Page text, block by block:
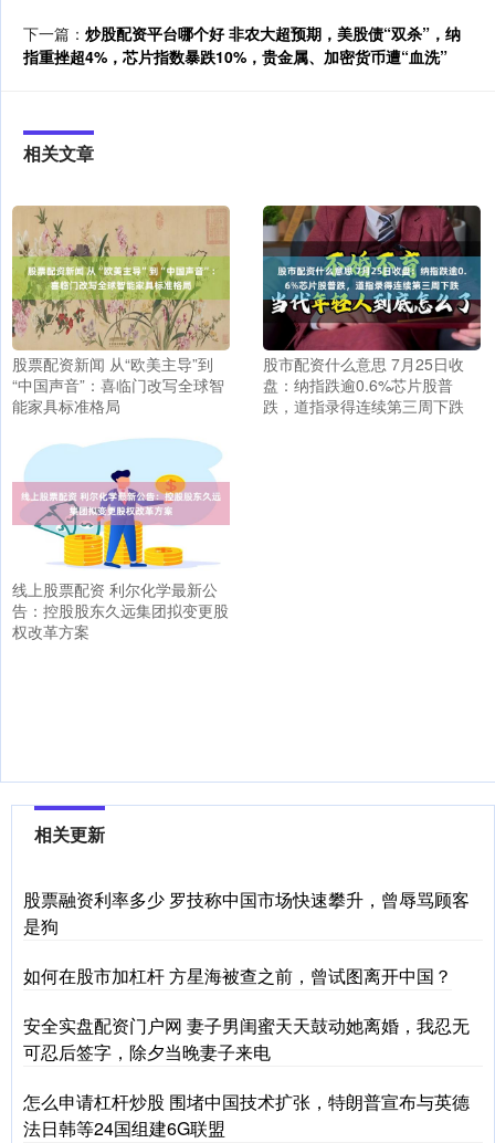
下一篇： 炒股配资平台哪个好 非农大超预期，美股债“双杀”，纳
指重挫超4%，芯片指数暴跌10%，贵金属、加密货币遭“血洗”
相关文章
股票配资新闻 从“欧美主导”到
“中国声音”：喜临门改写全球智
能家具标准格局
股市配资什么意思 7月25日收
盘：纳指跌逾0.6%芯片股普
跌，道指录得连续第三周下跌
线上股票配资 利尔化学最新公
告：控股股东久远集团拟变更股
权改革方案
相关更新
股票融资利率多少 罗技称中国市场快速攀升，曾辱骂顾客
是狗
如何在股市加杠杆 方星海被查之前，曾试图离开中国？
安全实盘配资门户网 妻子男闺蜜天天鼓动她离婚，我忍无
可忍后签字，除夕当晚妻子来电
怎么申请杠杆炒股 围堵中国技术扩张，特朗普宣布与英德
法日韩等24国组建6G联盟